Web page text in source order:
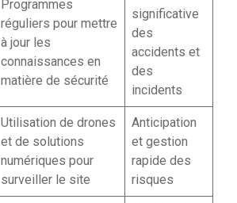
Programmes
réguliers pour mettre
à jour les
connaissances en
matière de sécurité
significative
des
accidents et
des
incidents
Utilisation de drones
et de solutions
numériques pour
surveiller le site
Anticipation
et gestion
rapide des
risques